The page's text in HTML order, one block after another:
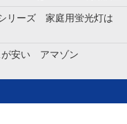
リーズ 家庭用蛍光灯は
が安い アマゾン